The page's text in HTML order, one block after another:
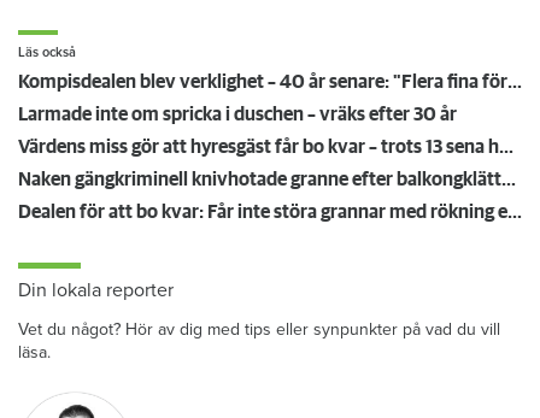
Läs också
Kompisdealen blev verklighet – 40 år senare: "Flera fina fördelar med att dela bostad"
Larmade inte om spricka i duschen – vräks efter 30 år
Värdens miss gör att hyresgäst får bo kvar – trots 13 sena hyror
Naken gängkriminell knivhotade granne efter balkongklättring
Dealen för att bo kvar: Får inte störa grannar med rökning eller utsätta dem för brandfara
Din lokala reporter
Vet du något? Hör av dig med tips eller synpunkter på vad du vill
läsa.